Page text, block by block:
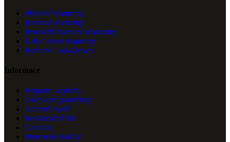
Přírodní diamanty
Barevné diamanty
Investiční barevné diamanty
Lab-Grown diamanty
Barevné Lab-Grown
Informace
Doprava a platba
Obchodní podmínky
Vrácení zboží
Reklamační řád
Cookies
Puncovní značky